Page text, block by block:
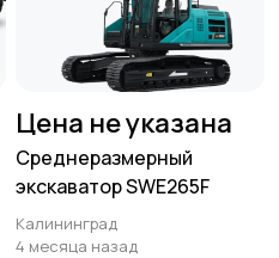
Цена не указана
Среднеразмерный
экскаватор SWE265F
Калининград
4 месяца назад